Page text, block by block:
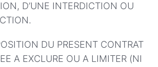
D’UNE INTERDICTION OU
DU PRESENT CONTRAT
A EXCLURE OU A LIMITER (NI